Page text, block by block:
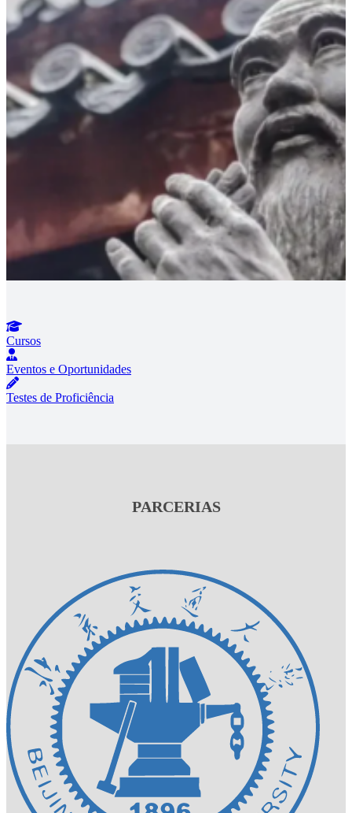
Cursos
Eventos e Oportunidades
Testes de Proficiência
PARCERIAS